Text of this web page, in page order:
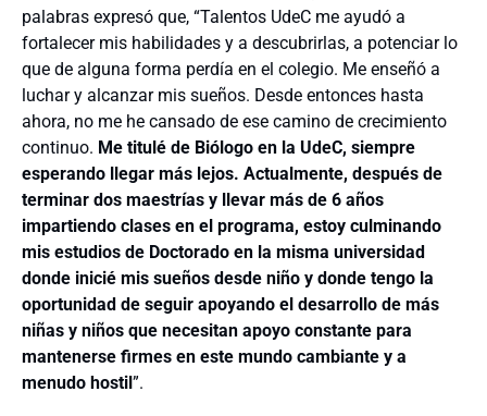
palabras expresó que, “Talentos UdeC me ayudó a
fortalecer mis habilidades y a descubrirlas, a potenciar lo
que de alguna forma perdía en el colegio. Me enseñó a
luchar y alcanzar mis sueños. Desde entonces hasta
ahora, no me he cansado de ese camino de crecimiento
continuo. Me titulé de Biólogo en la UdeC, siempre
esperando llegar más lejos. Actualmente, después de
terminar dos maestrías y llevar más de 6 años
impartiendo clases en el programa, estoy culminando
mis estudios de Doctorado en la misma universidad
donde inicié mis sueños desde niño y donde tengo la
oportunidad de seguir apoyando el desarrollo de más
niñas y niños que necesitan apoyo constante para
mantenerse firmes en este mundo cambiante y a
menudo hostil”.